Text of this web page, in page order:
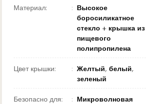
Материал:
Высокое
боросиликатное
стекло + крышка из
пищевого
полипропилена
Цвет крышки:
Желтый, белый,
зеленый
Безопасно для:
Микроволновая